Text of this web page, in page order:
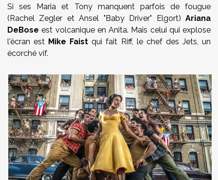
Si ses Maria et Tony manquent parfois de fougue
(Rachel Zegler et Ansel "Baby Driver" Elgort) Ariana
DeBose est volcanique en Anita. Mais celui qui explose
l'écran est Mike Faist qui fait Riff, le chef des Jets, un
écorché vif.